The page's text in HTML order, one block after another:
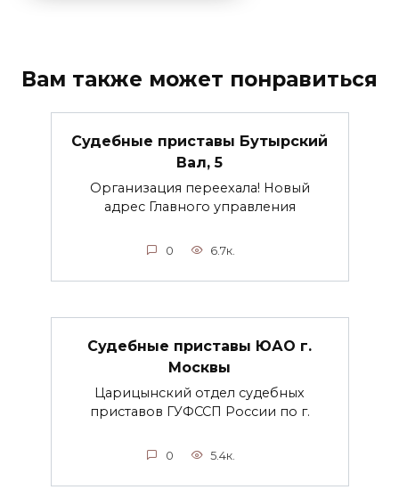
Вам также может понравиться
Судебные приставы Бутырский
Вал, 5
Организация переехала! Новый
адрес Главного управления
0 6.7к.
Судебные приставы ЮАО г.
Москвы
Царицынский отдел судебных
приставов ГУФССП России по г.
0 5.4к.